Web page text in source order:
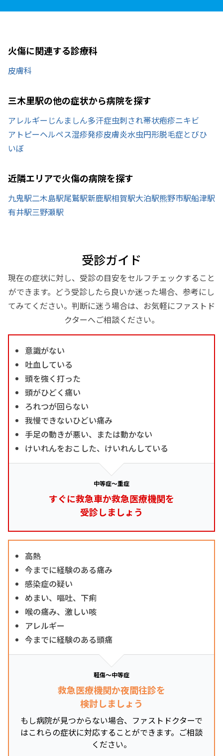
火傷に関連する診療科
皮膚科
三木里駅の他の症状から病院を探す
アレルギー じんましん多汗症虫刺され帯状疱疹ニキビ
アトピーヘルペス湿疹発疹皮膚炎水虫円形脱毛症とびひ
いぼ
近隣エリアで火傷の病院を探す
九鬼駅二木島駅尾鷲駅新鹿駅相賀駅大泊駅熊野市駅船津駅
有井駅三野瀬駅
受診ガイド
現在の症状に対し、受診の目安をセルフチェックすること
ができます。どう受診したら良いか迷った場合、参考にし
てみてください。判断に迷う場合は、お気軽にファストド
クターへご相談ください。
意識がない
吐血している
頭を強く打った
頭がひどく痛い
ろれつが回らない
我慢できないひどい痛み
手足の動きが悪い、または動かない
けいれんをおこした、けいれんしている
中等症～重症
すぐに救急車か救急医療機関を
受診しましょう
高熱
今までに経験のある痛み
感染症の疑い
めまい、嘔吐、下痢
喉の痛み、激しい咳
アレルギー
今までに経験のある頭痛
軽傷～中等症
救急医療機関か夜間往診を
検討しましょう
もし病院が見つからない場合、ファストドクターで
はこれらの症状に対応することができます。ご相談
ください。